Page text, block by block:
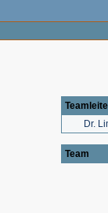
Dr.
Team